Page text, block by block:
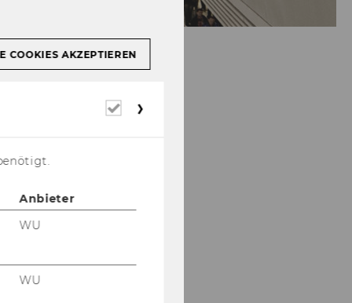
COOKIES AKZEPTIEREN
Erforderliche
Anbieter
WU
WU